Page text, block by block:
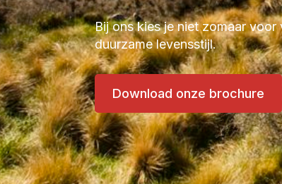
Bij ons kies je niet zomaar
duurzame levensstijl.
Download onze brochure